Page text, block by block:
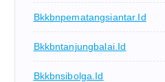
Bkkbnpematangsiantar.id
Bkkbntanjungbalai.id
Bkkbnsibolga.id